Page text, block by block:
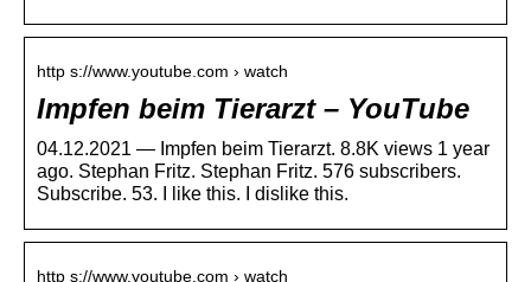
http s://www.youtube.com › watch
Impfen beim Tierarzt – YouTube
04.12.2021 — Impfen beim Tierarzt. 8.8K views 1 year
ago. Stephan Fritz. Stephan Fritz. 576 subscribers.
Subscribe. 53. I like this. I dislike this.
http s://www.youtube.com › watch